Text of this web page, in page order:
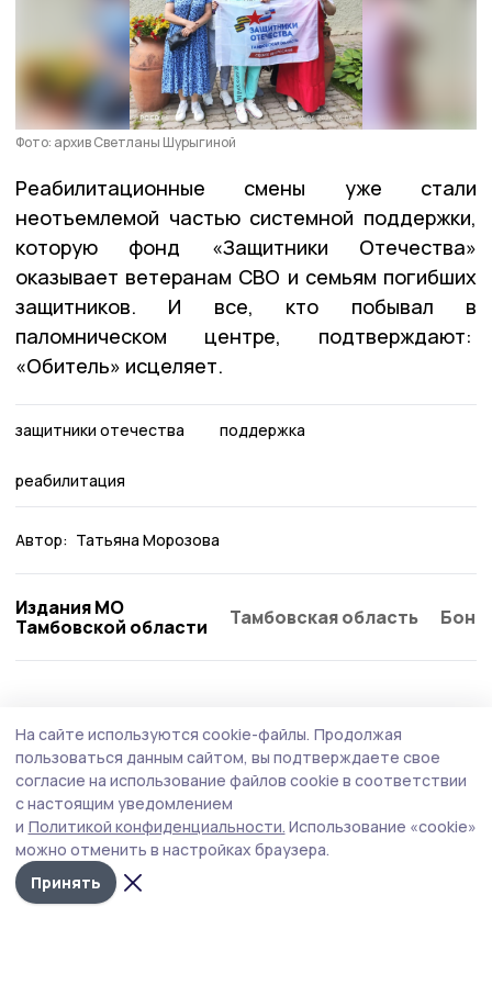
Фото: архив Светланы Шурыгиной
Реабилитационные смены уже стали
неотъемлемой частью системной поддержки,
которую фонд «Защитники Отечества»
оказывает ветеранам СВО и семьям погибших
защитников. И все, кто побывал в
паломническом центре, подтверждают:
«Обитель» исцеляет.
защитники отечества поддержка
реабилитация
Автор: Татьяна Морозова
Издания МО
Тамбовской области
Тамбовская область
На сайте используются cookie-файлы. Продолжая
пользоваться данным сайтом, вы подтверждаете свое
согласие на использование файлов cookie в соответствии
с настоящим уведомлением
и Политикой конфиденциальности. Использование «cookie»
можно отменить в настройках браузера.
Принять